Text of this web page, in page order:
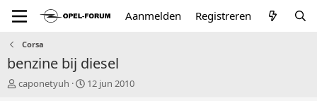
Aanmelden Registreren
Corsa
benzine bij diesel
T
caponetyuh
S12 jun 2010